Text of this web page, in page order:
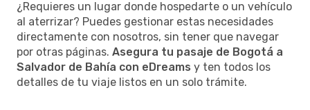
¿Requieres un lugar donde hospedarte o un vehículo
al aterrizar? Puedes gestionar estas necesidades
directamente con nosotros, sin tener que navegar
por otras páginas. Asegura tu pasaje de Bogotá a
Salvador de Bahía con eDreams y ten todos los
detalles de tu viaje listos en un solo trámite.